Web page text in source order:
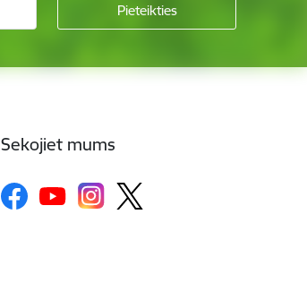
Sekojiet mums